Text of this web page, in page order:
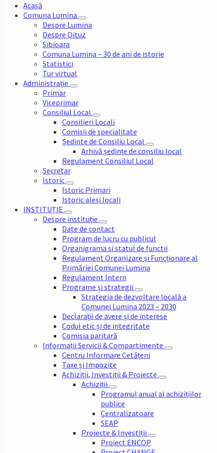
Acasă
Comuna Lumina
Despre Lumina
Despre Oituz
Sibioara
Comuna Lumina – 30 de ani de istorie
Statistici
Tur virtual
Administrație
Primar
Viceprimar
Consiliul Local
Consilieri Locali
Comisii de specialitate
Ședinte de Consiliu Local
Arhivă ședințe de consiliu local
Regulament Consiliul Local
Secretar
Istoric
Istoric Primari
Istoric aleși locali
INSTITUȚIE
Despre instituție
Date de contact
Program de lucru cu publicul
Organigrama si statul de functii
Regulament Organizare și Funcționare al
Primăriei Comunei Lumina
Regulament Intern
Programe și strategii
Strategia de dezvoltare locală a
Comunei Lumina 2023 – 2030
Declarații de avere și de interese
Codul etic și de integritate
Comisia paritară
Informații Servicii & Compartimente
Centru Informare Cetățeni
Taxe și Impozite
Achiziții, Investiții & Proiecte
Achiziții
Programul anual al achizițiilor
publice
Centralizatoare
SEAP
Proiecte & Investiții
Proiect ENCOP